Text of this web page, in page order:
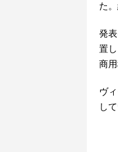
た
発
置
商
ヴ
し